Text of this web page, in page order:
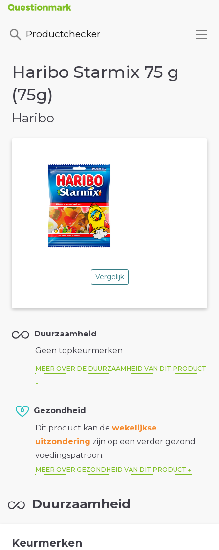
Productchecker
Haribo Starmix 75 g
(75g)
Haribo
Vergelijk
Duurzaamheid
Geen topkeurmerken
MEER OVER DE DUURZAAMHEID VAN DIT PRODUCT
Gezondheid
Dit product kan de wekelijkse
uitzondering zijn op een verder gezond
voedingspatroon.
MEER OVER GEZONDHEID VAN DIT PRODUCT
Duurzaamheid
Keurmerken